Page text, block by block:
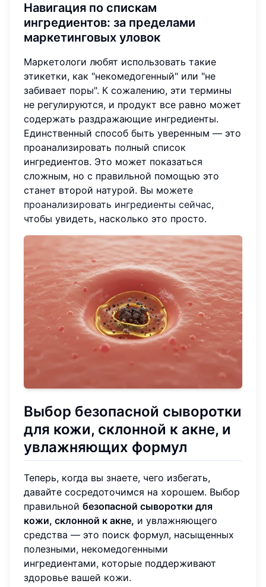
Навигация по спискам
ингредиентов: за пределами
маркетинговых уловок
Маркетологи любят использовать такие
этикетки, как "некомедогенный" или "не
забивает поры". К сожалению, эти термины
не регулируются, и продукт все равно может
содержать раздражающие ингредиенты.
Единственный способ быть уверенным — это
проанализировать полный список
ингредиентов. Это может показаться
сложным, но с правильной помощью это
станет второй натурой. Вы можете
проанализировать ингредиенты сейчас,
чтобы увидеть, насколько это просто.
Выбор безопасной сыворотки
для кожи, склонной к акне, и
увлажняющих формул
Теперь, когда вы знаете, чего избегать,
давайте сосредоточимся на хорошем. Выбор
правильной безопасной сыворотки для
кожи, склонной к акне, и увлажняющего
средства — это поиск формул, насыщенных
полезными, некомедогенными
ингредиентами, которые поддерживают
здоровье вашей кожи.